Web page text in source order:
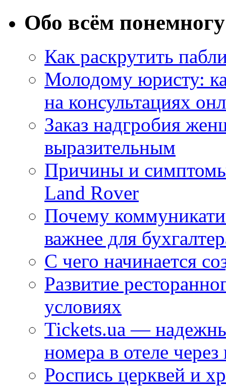
Обо всём понемногу
Как раскрутить
Молодому юристу:
на консультациях
Заказ надгробия
выразительным
Причины и
Land Rover
Почему
важнее для
С чего начинается
Развитие
условиях
Tickets.ua —
номера в отеле через
Роспись церквей и